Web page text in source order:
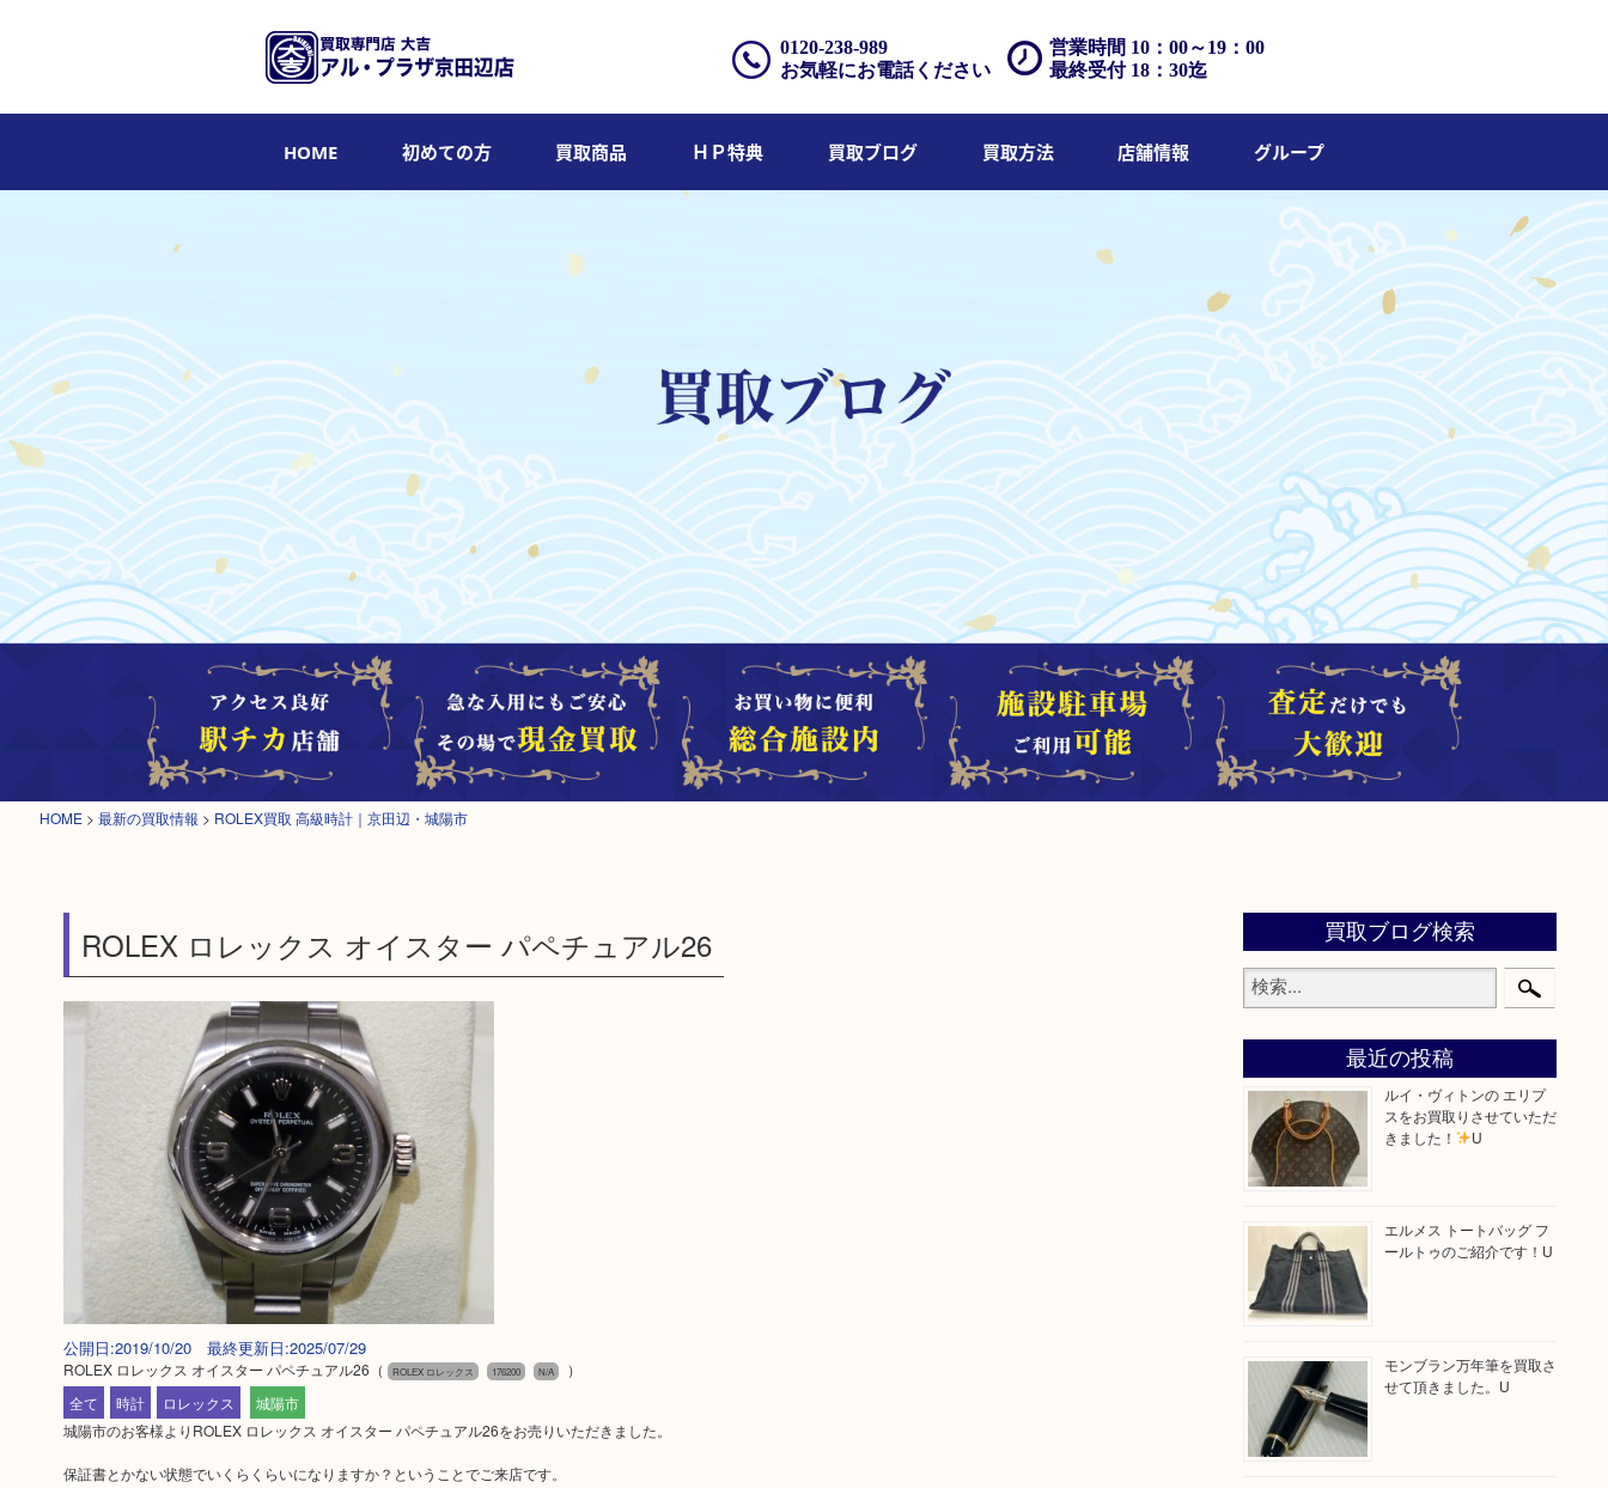
営業時間 10：00～19：00
最終受付 18：30迄
0120-238-989
お気軽にお電話ください
HOME 初めての方 買取商品 ＨＰ特典 買取ブログ 買取方法 店舗情報 グループ
HOME > 最新の買取情報 > ROLEX買取 高級時計｜京田辺・城陽市
ROLEX ロレックス オイスター パペチュアル26
公開日:2019/10/20 最終更新日:2025/07/29
ROLEX ロレックス オイスター パペチュアル26 （ ROLEX ロレックス 176200 N/A
）
全て
時計 ロレックス
城陽市
城陽市のお客様よりROLEX ロレックス オイスター パペチュアル26をお売りいただきました。
保証書とかない状態でいくらくらいになりますか？ということでご来店です。
買取ブログ検索
最近の投稿
ルイ・ヴィトンの エリプ
スをお買取りさせていただ
きました！
U
エルメス トートバッグ フ
ールトゥのご紹介です！U
モンブラン万年筆を買取さ
せて頂きました。U